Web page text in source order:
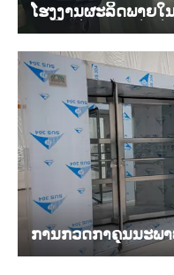
ໂຮງງານຜະລິດພາຍ
ຜະລິດອັດຕະໂນມັດຂັ້
ການກວດກາຄຸນນະພ
ຂະບວນການທັງຫມົດ,